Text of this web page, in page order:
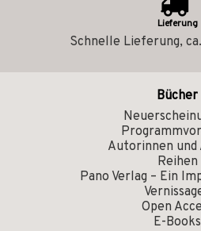
Lieferung
Schnelle Lieferung,
Bücher
Autorinnen und
Reihen
Pano Verlag – Ein
Open
E-Books